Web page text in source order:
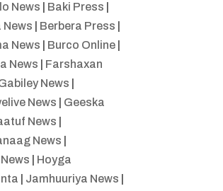
News Baki Press
News
Berbera Press
News
Burco Online|
News
Farshaxan
News
News
Geeska
News
News
Hoyga
Jamhuuriya News